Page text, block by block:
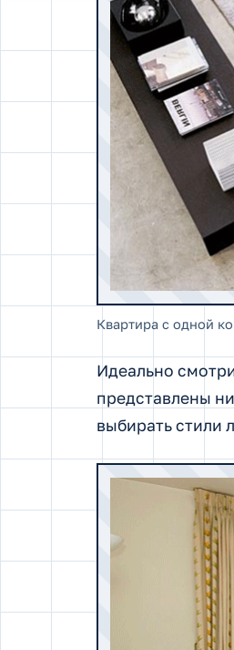
Квартира с одной
Идеально
представлены
выбирать стили